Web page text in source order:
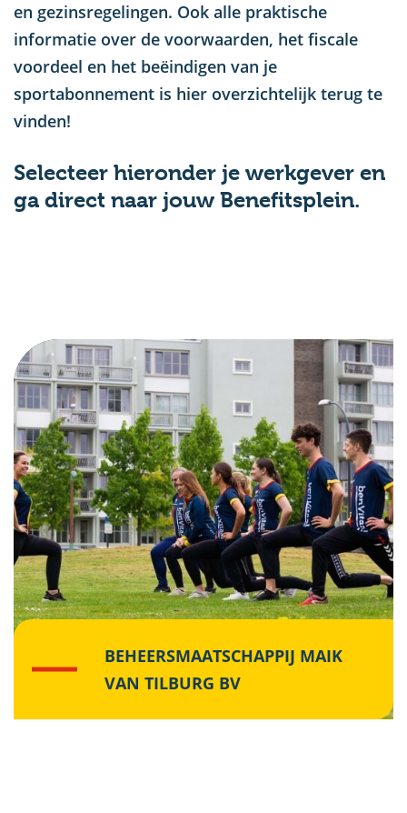
en gezinsregelingen. Ook alle praktische
informatie over de voorwaarden, het fiscale
voordeel en het beëindigen van je
sportabonnement is hier overzichtelijk terug te
vinden!
Selecteer hieronder je werkgever en
ga direct naar jouw Benefitsplein.
BEHEERSMAATSCHAPPIJ MAIK
VAN TILBURG BV